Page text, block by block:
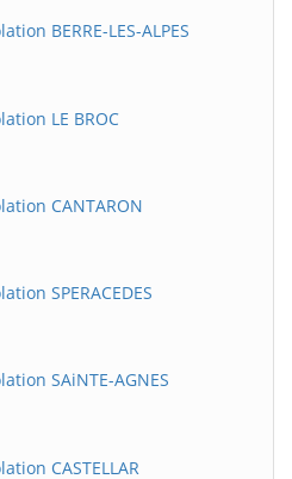
BERRE-LES-ALPES
LE BROC
CANTARON
SPERACEDES
SAiNTE-AGNES
CASTELLAR